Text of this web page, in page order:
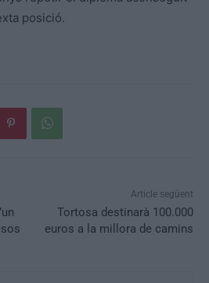
posició.
Article següent
Tortosa destinarà 100.000
euros a la millora de camins